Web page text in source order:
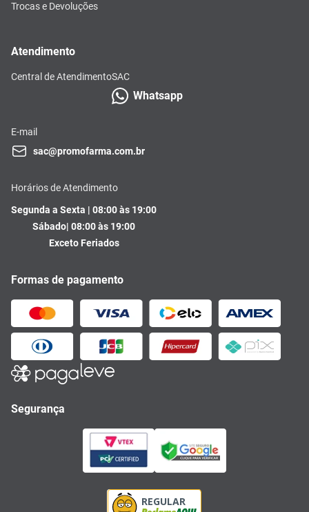
Trocas e Devoluções
Atendimento
Central de AtendimentoSAC
Whatsapp
E-mail
sac@promofarma.com.br
Horários de Atendimento
Segunda a Sexta | 08:00 às 19:00
Sábado| 08:00 às 19:00
Exceto Feriados
Formas de pagamento
Segurança